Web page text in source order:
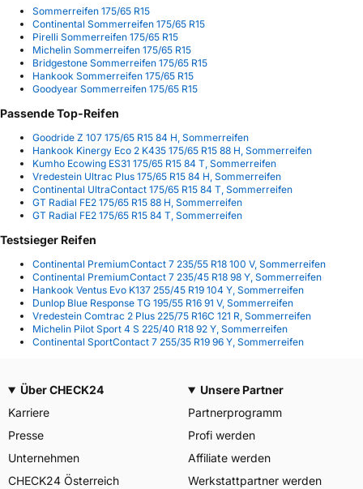
Sommerreifen 175/65 R15
Continental Sommerreifen 175/65 R15
Pirelli Sommerreifen 175/65 R15
Michelin Sommerreifen 175/65 R15
Bridgestone Sommerreifen 175/65 R15
Hankook Sommerreifen 175/65 R15
Goodyear Sommerreifen 175/65 R15
Passende Top-Reifen
Goodride Z 107 175/65 R15 84 H, Sommerreifen
Hankook Kinergy Eco 2 K435 175/65 R15 88 H, Sommerreifen
Kumho Ecowing ES31 175/65 R15 84 T, Sommerreifen
Vredestein Ultrac Plus 175/65 R15 84 H, Sommerreifen
Continental UltraContact 175/65 R15 84 T, Sommerreifen
GT Radial FE2 175/65 R15 88 H, Sommerreifen
GT Radial FE2 175/65 R15 84 T, Sommerreifen
Testsieger Reifen
Continental PremiumContact 7 235/55 R18 100 V, Sommerreifen
Continental PremiumContact 7 235/45 R18 98 Y, Sommerreifen
Hankook Ventus Evo K137 255/45 R19 104 Y, Sommerreifen
Dunlop Blue Response TG 195/55 R16 91 V, Sommerreifen
Vredestein Comtrac 2 Plus 225/75 R16C 121 R, Sommerreifen
Michelin Pilot Sport 4 S 225/40 R18 92 Y, Sommerreifen
Continental SportContact 7 255/35 R19 96 Y, Sommerreifen
Über CHECK24
Karriere
Presse
Unternehmen
CHECK24 Österreich
Unsere Partner
Partnerprogramm
Profi werden
Affiliate werden
Werkstattpartner werden